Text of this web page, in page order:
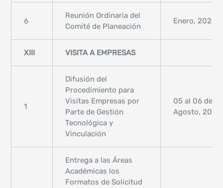
6
Reunión Ordinaria del
Comité de Planeación
Enero, 2025
XIII VISITA A EMPRESAS
1
Difusión del
Procedimiento para
Visitas Empresas por
Parte de Gestión
Tecnológica y
Vinculación
05 al 06 de
Agosto, 2024
Entrega a las Áreas
Académicas los
Formatos de Solicitud